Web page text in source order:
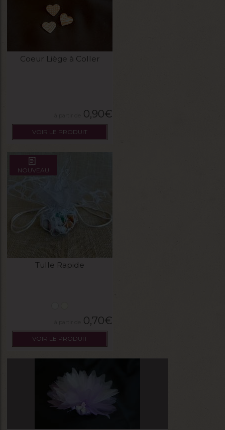
Coeur Liège à Coller
0,90€
VOIR LE PRODUIT
NOUVEAU
Tulle Rapide
0,70€
VOIR LE PRODUIT